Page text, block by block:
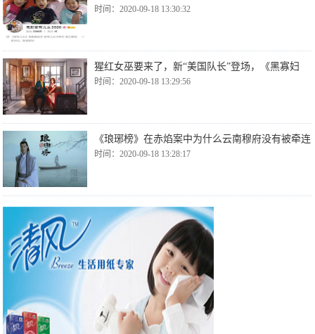
时间：2020-09-18 13:30:32
猩红女巫要来了，新“美国队长”登场，《黑寡妇
时间：2020-09-18 13:29:56
《琅琊榜》在赤焰案中为什么云南穆府没有被牵连
时间：2020-09-18 13:28:17